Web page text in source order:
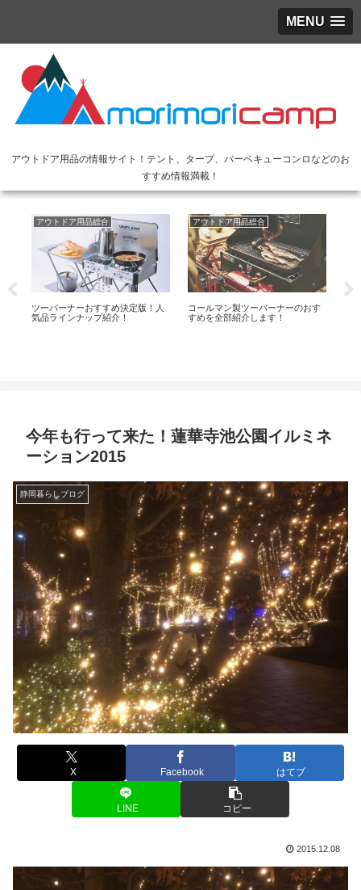
MENU
アウトドア用品の情報サイト！テント、タープ、バーベキューコンロなどのお
すすめ情報満載！
アウトドア用品総合
ツーバーナーおすすめ決定版！人
気品ラインナップ紹介！
アウトドア用品総合
コールマン製ツーバーナーのおす
すめを全部紹介します！
今年も行って来た！蓮華寺池公園イルミネ
ーション2015
静岡暮らしブログ
X Facebook はてブ
LINE コピー
2015.12.08